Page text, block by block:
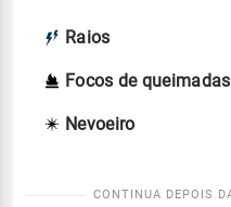
Raios
Focos de queimadas
Nevoeiro